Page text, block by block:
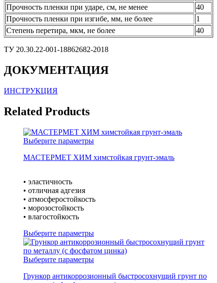
Прочность пленки при ударе, см, не менее
40
Прочность пленки при изгибе, мм, не более
1
Степень перетира, мкм, не более
40
ТУ 20.30.22-001-18862682-2018
ДОКУМЕНТАЦИЯ
ИНСТРУКЦИЯ
Related Products
Выберите параметры
МАСТЕРМЕТ ХИМ химстойкая грунт-эмаль
• эластичность
• отличная адгезия
• атмосферостойкость
• морозостойкость
• влагостойкость
Выберите параметры
Выберите параметры
Грункор антикоррозионный быстросохнущий грунт по